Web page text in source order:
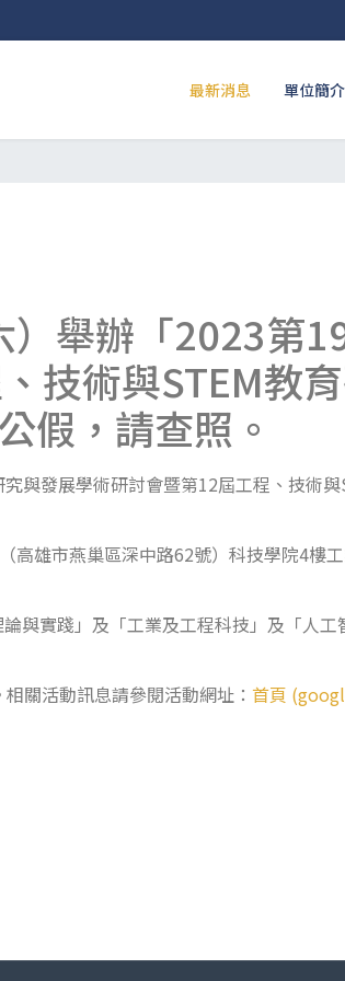
最新消息 單位簡介
舉辦「2023第
技術與STEM教
假，請查照。
與發展學術研討會暨第12屆工程、技術
雄市燕巢區深中路62號）科技學院4樓
與實踐」及「工業及工程科技」及「人
關活動訊息請參閱活動網址： 首頁